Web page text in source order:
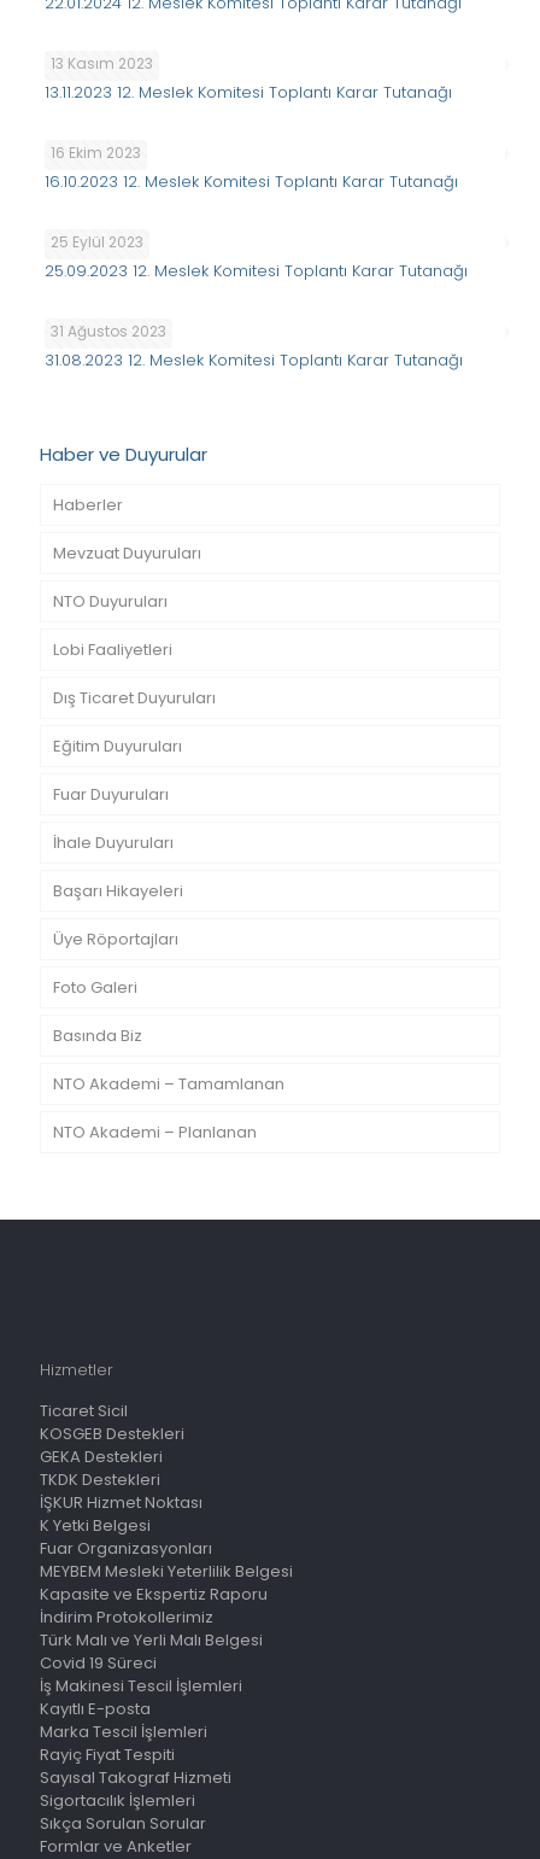
13 Kasım 2023
13.11.2023 12. Meslek Komitesi Toplantı Karar Tutanağı
16 Ekim 2023
16.10.2023 12. Meslek Komitesi Toplantı Karar Tutanağı
25 Eylül 2023
25.09.2023 12. Meslek Komitesi Toplantı Karar Tutanağı
31 Ağustos 2023
31.08.2023 12. Meslek Komitesi Toplantı Karar Tutanağı
Haber ve Duyurular
Haberler
Mevzuat Duyuruları
NTO Duyuruları
Lobi Faaliyetleri
Dış Ticaret Duyuruları
Eğitim Duyuruları
Fuar Duyuruları
İhale Duyuruları
Başarı Hikayeleri
Üye Röportajları
Foto Galeri
Basında Biz
NTO Akademi – Tamamlanan
NTO Akademi – Planlanan
Hizmetler
Ticaret Sicil
KOSGEB Destekleri
GEKA Destekleri
TKDK Destekleri
İŞKUR Hizmet Noktası
K Yetki Belgesi
Fuar Organizasyonları
MEYBEM Mesleki Yeterlilik Belgesi
Kapasite ve Ekspertiz Raporu
İndirim Protokollerimiz
Türk Malı ve Yerli Malı Belgesi
Covid 19 Süreci
İş Makinesi Tescil İşlemleri
Kayıtlı E-posta
Marka Tescil İşlemleri
Rayiç Fiyat Tespiti
Sayısal Takograf Hizmeti
Sigortacılık İşlemleri
Sıkça Sorulan Sorular
Formlar ve Anketler